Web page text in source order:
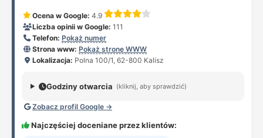
Ocena w Google: 4.9
Liczba opinii w Google: 111
Telefon: Pokaż numer
Strona www: Pokaż stronę WWW
Lokalizacja: Polna 100/1, 62-800 Kalisz
Godziny otwarcia (kliknij, aby sprawdzić)
Zobacz profil Google →
Najczęściej doceniane przez klientów: